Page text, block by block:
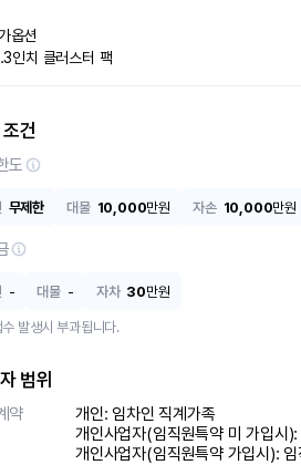
옵션
인치 클러스터 팩
건
도
무제한 대물 10,000만원 자손 10,000만원
- 대물 - 자차 30만원
발생시 부과됩니다.
범위
약
개인: 임차인 직계가족
개인사업자(임직원특약 미 가입시
개인사업자(임직원특약 가입시):